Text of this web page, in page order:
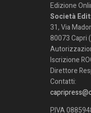
Edizione
Società
31, Via
80073 Capri
Iscrizione
Direttore
Contatti:
P.IVA